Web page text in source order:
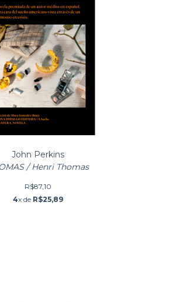
John Perkins
/ Henri Thomas
R$87,10
4x de R$25,89